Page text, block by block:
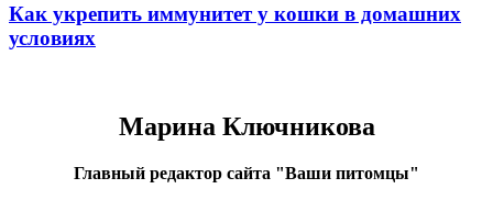
Как укрепить иммунитет у кошки в домашних
условиях
Марина Ключникова
Главный редактор сайта "Ваши питомцы"